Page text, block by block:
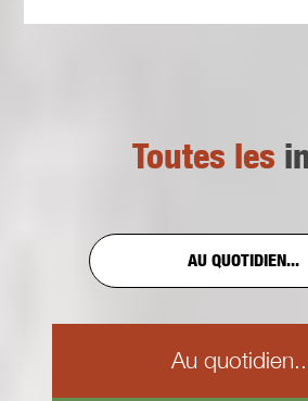
Toutes les
AU QUOTIDIEN...
Au